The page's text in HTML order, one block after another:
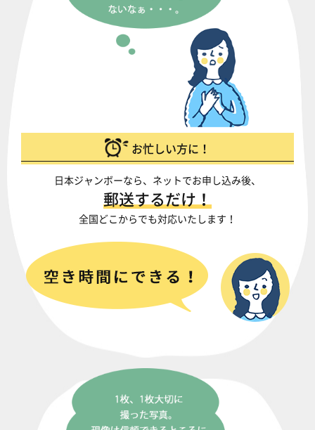
お忙しい方に！
日本ジャンボーなら、ネットでお申し込み後、
郵送するだけ！
全国どこからでも対応いたします！